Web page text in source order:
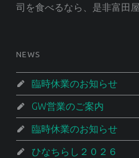
司を食べるなら、是非富田
NEWS
臨時休業のお知らせ
GW営業のご案内
臨時休業のお知らせ
ひなちらし２０２６